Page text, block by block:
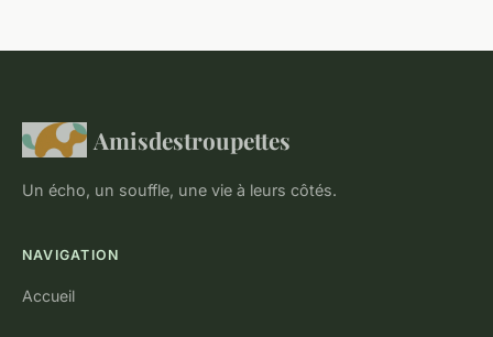
Amisdestroupettes
Un écho, un souffle, une vie à leurs côtés.
NAVIGATION
Accueil